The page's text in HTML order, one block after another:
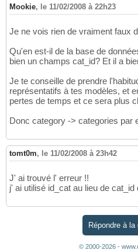
Mookie, le 11/02/2008 à 22h23
Je ne vois rien de vraiment faux
Qu'en est-il de la base de
bien un champs cat_id? Et il a
Je te conseille de prendre
représentatifs à tes modèles, et
pertes de temps et ce sera plus
Donc category -> categories par
tomt0m, le 11/02/2008 à 23h42
J' ai trouvé l' erreur !!
j' ai utilisé id_cat au lieu de
Répondre à
© 2000-2026 -